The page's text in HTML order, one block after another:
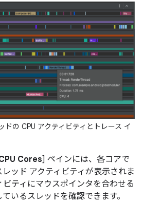
ドの CPU アクティビティとトレース イ
Cores] ペインには、各コアで
ッド アクティビティが表示されま
ビティにマウスポインタを合わせる
いるスレッドを確認できます。